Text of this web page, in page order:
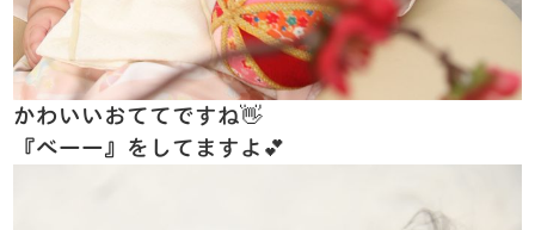
かわいいおててですね👋
『べーー』をしてますよ💕